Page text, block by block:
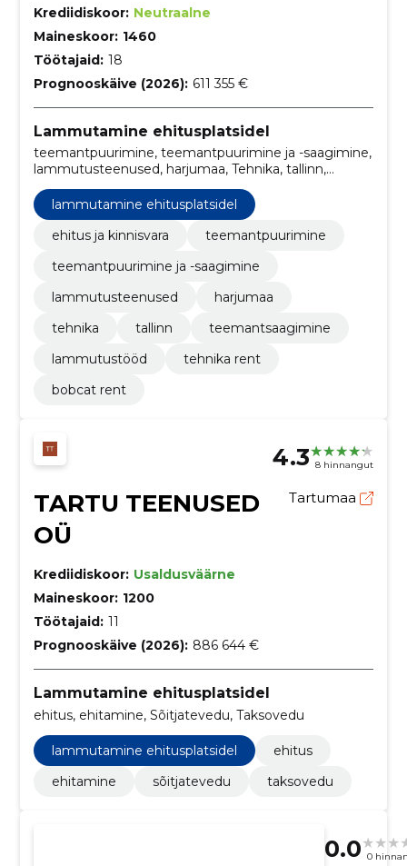
Krediidiskoor: Neutraalne
Maineskoor: 1460
Töötajaid: 18
Prognooskäive (2026): 611 355 €
Lammutamine ehitusplatsidel
teemantpuurimine, teemantpuurimine ja -saagimine,
lammutusteenused, harjumaa, Tehnika, tallinn,
teemantsaagimine, lammutustööd, tehnika rent,
bobcat rent
lammutamine ehitusplatsidel
ehitus ja kinnisvara
teemantpuurimine
teemantpuurimine ja -saagimine
lammutusteenused
harjumaa
tehnika
tallinn
teemantsaagimine
lammutustööd
tehnika rent
bobcat rent
4.3 8 hinnangut
TARTU TEENUSED
OÜ
Tartumaa
Krediidiskoor: Usaldusväärne
Maineskoor: 1200
Töötajaid: 11
Prognooskäive (2026): 886 644 €
Lammutamine ehitusplatsidel
ehitus, ehitamine, Sõitjatevedu, Taksovedu
lammutamine ehitusplatsidel
ehitus
ehitamine
sõitjatevedu taksovedu
0.0 0